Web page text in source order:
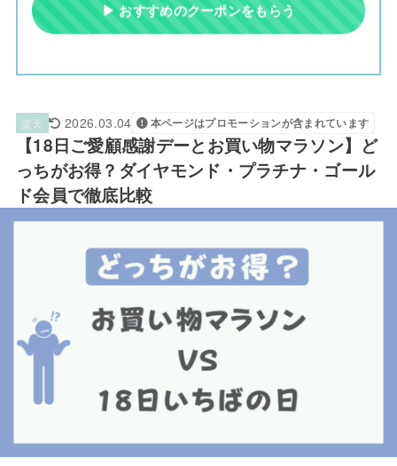
▶ おすすめのクーポンをもらう
楽天 2026.03.04 本ページはプロモーションが含まれています
【18日ご愛顧感謝デーとお買い物マラソン】ど
っちがお得？ダイヤモンド・プラチナ・ゴール
ド会員で徹底比較